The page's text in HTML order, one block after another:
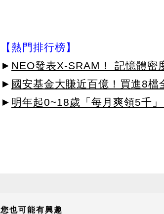
【熱門排行榜】
► NEO發表X-SRAM！ 記憶體密
► 國安基金大賺近百億！買進8
► 明年起0~18歲「每月爽領5千
您也可能有興趣